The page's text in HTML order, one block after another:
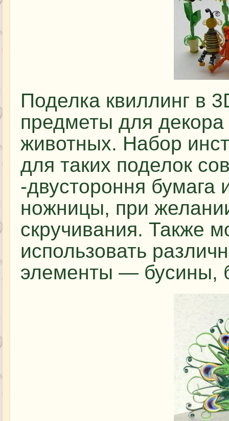
Поделка квиллинг в
предметы для
животных. Набор
для таких поделок
-двустороння бумага
ножницы, при
скручивания. Также
использовать
элементы — бусины,